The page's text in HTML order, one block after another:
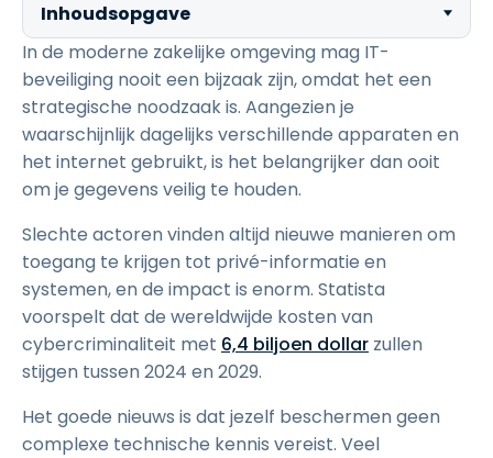
Inhoudsopgave
In de moderne zakelijke omgeving mag IT-
beveiliging nooit een bijzaak zijn, omdat het een
strategische noodzaak is. Aangezien je
waarschijnlijk dagelijks verschillende apparaten en
het internet gebruikt, is het belangrijker dan ooit
om je gegevens veilig te houden.
Slechte actoren vinden altijd nieuwe manieren om
toegang te krijgen tot privé-informatie en
systemen, en de impact is enorm. Statista
voorspelt dat de wereldwijde kosten van
cybercriminaliteit met 6,4 biljoen dollar zullen
stijgen tussen 2024 en 2029.
Het goede nieuws is dat jezelf beschermen geen
complexe technische kennis vereist. Veel